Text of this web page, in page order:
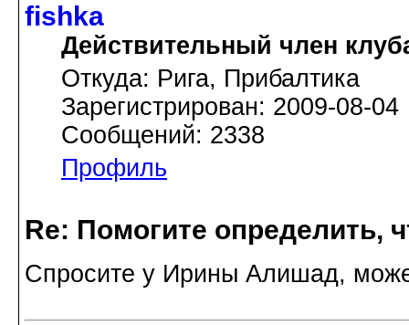
fishka
Действительный член
Откуда: Рига, Прибалтика
Зарегистрирован: 2009-08-04
Сообщений: 2338
Профиль
Re: Помогите определить,
Спросите у Ирины Алишад,